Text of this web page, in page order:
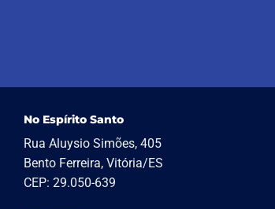
No Espírito Santo
Rua Aluysio Simões, 405
Bento Ferreira, Vitória/ES
CEP: 29.050-639